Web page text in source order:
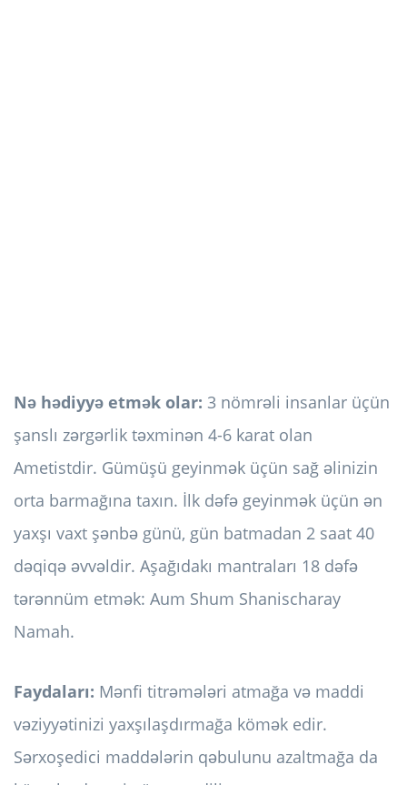
Nə hədiyyə etmək olar: 3 nömrəli insanlar üçün
şanslı zərgərlik təxminən 4-6 karat olan
Ametistdir. Gümüşü geyinmək üçün sağ əlinizin
orta barmağına taxın. İlk dəfə geyinmək üçün ən
yaxşı vaxt şənbə günü, gün batmadan 2 saat 40
dəqiqə əvvəldir. Aşağıdakı mantraları 18 dəfə
tərənnüm etmək: Aum Shum Shanischaray
Namah.
Faydaları: Mənfi titrəmələri atmağa və maddi
vəziyyətinizi yaxşılaşdırmağa kömək edir.
Sərxoşedici maddələrin qəbulunu azaltmağa da